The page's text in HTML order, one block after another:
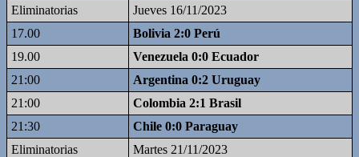
Eliminatorias
Jueves 16/11/2023
17.00
Bolivia 2:0 Perú
19.00
Venezuela 0:0 Ecuador
21:00
Argentina 0:2 Uruguay
21:00
Colombia 2:1 Brasil
21:30
Chile 0:0 Paraguay
Eliminatorias
Martes 21/11/2023